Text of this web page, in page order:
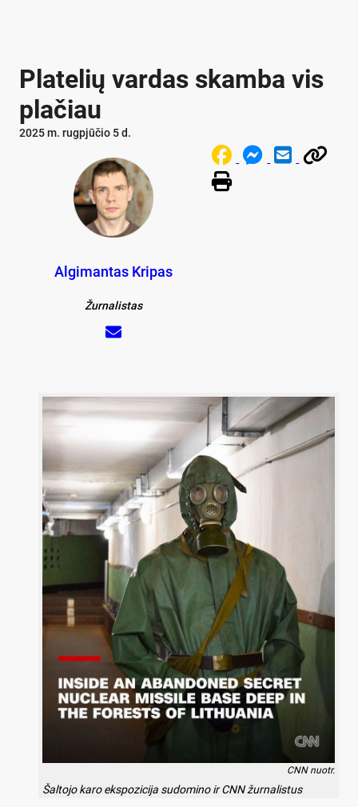
Platelių vardas skamba vis
plačiau
2025 m. rugpjūčio 5 d.
Algimantas Kripas
Žurnalistas
CNN nuotr.
Šaltojo karo ekspozicija sudomino ir CNN žurnalistus